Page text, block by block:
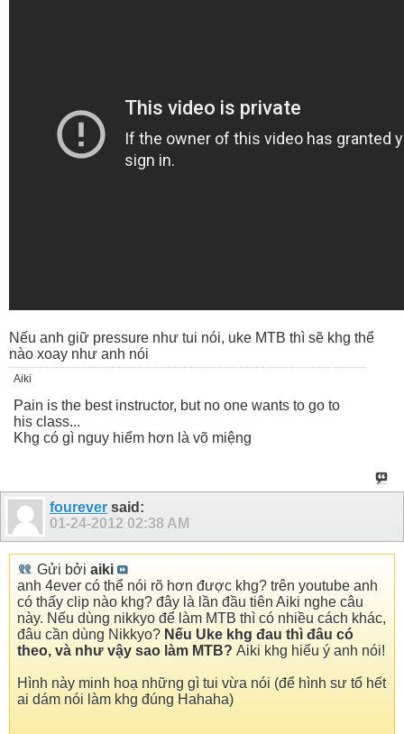
Nếu anh giữ pressure như tui nói, uke MTB thì sẽ khg thể
nào xoay như anh nói
Aiki
Pain is the best instructor, but no one wants to go to
his class...
Khg có gì nguy hiểm hơn là võ miệng
fourever said:
01-24-2012 02:38 AM
Gửi bởi aiki
anh 4ever có thể nói rõ hơn được khg? trên youtube anh
có thấy clip nào khg? đây là lần đầu tiên Aiki nghe câu
này. Nếu dùng nikkyo để làm MTB thì có nhiều cách khác,
đâu cần dùng Nikkyo? Nếu Uke khg đau thì đâu có
theo, và như vậy sao làm MTB? Aiki khg hiểu ý anh nói!
Hình này minh hoạ những gì tui vừa nói (để hình sư tổ hết
ai dám nói làm khg đúng Hahaha)